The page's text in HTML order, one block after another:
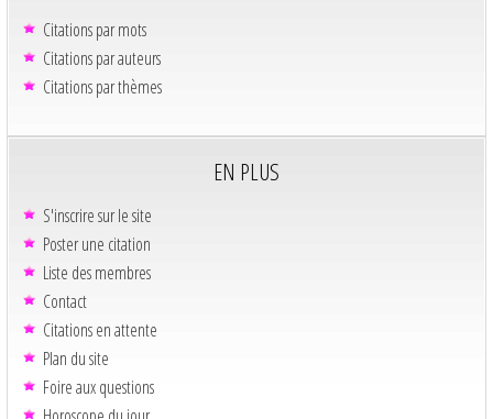
Citations par mots
Citations par auteurs
Citations par thèmes
EN PLUS
S'inscrire sur le site
Poster une citation
Liste des membres
Contact
Citations en attente
Plan du site
Foire aux questions